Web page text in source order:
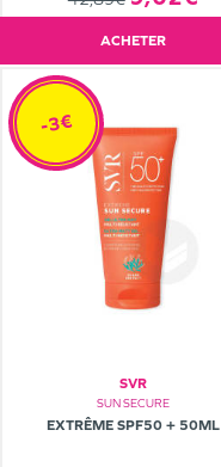
ACHETER
SVR
SUN SECURE
EXTRÊME SPF50 + 50ML
-3€